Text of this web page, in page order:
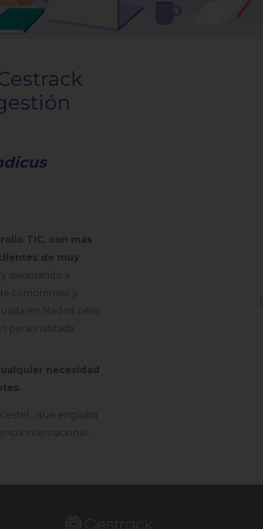
TIC, con más
de muy
asesorando a
compromiso y
en Madrid pero
personalizada.
necesidad
, que engloba
internacional.